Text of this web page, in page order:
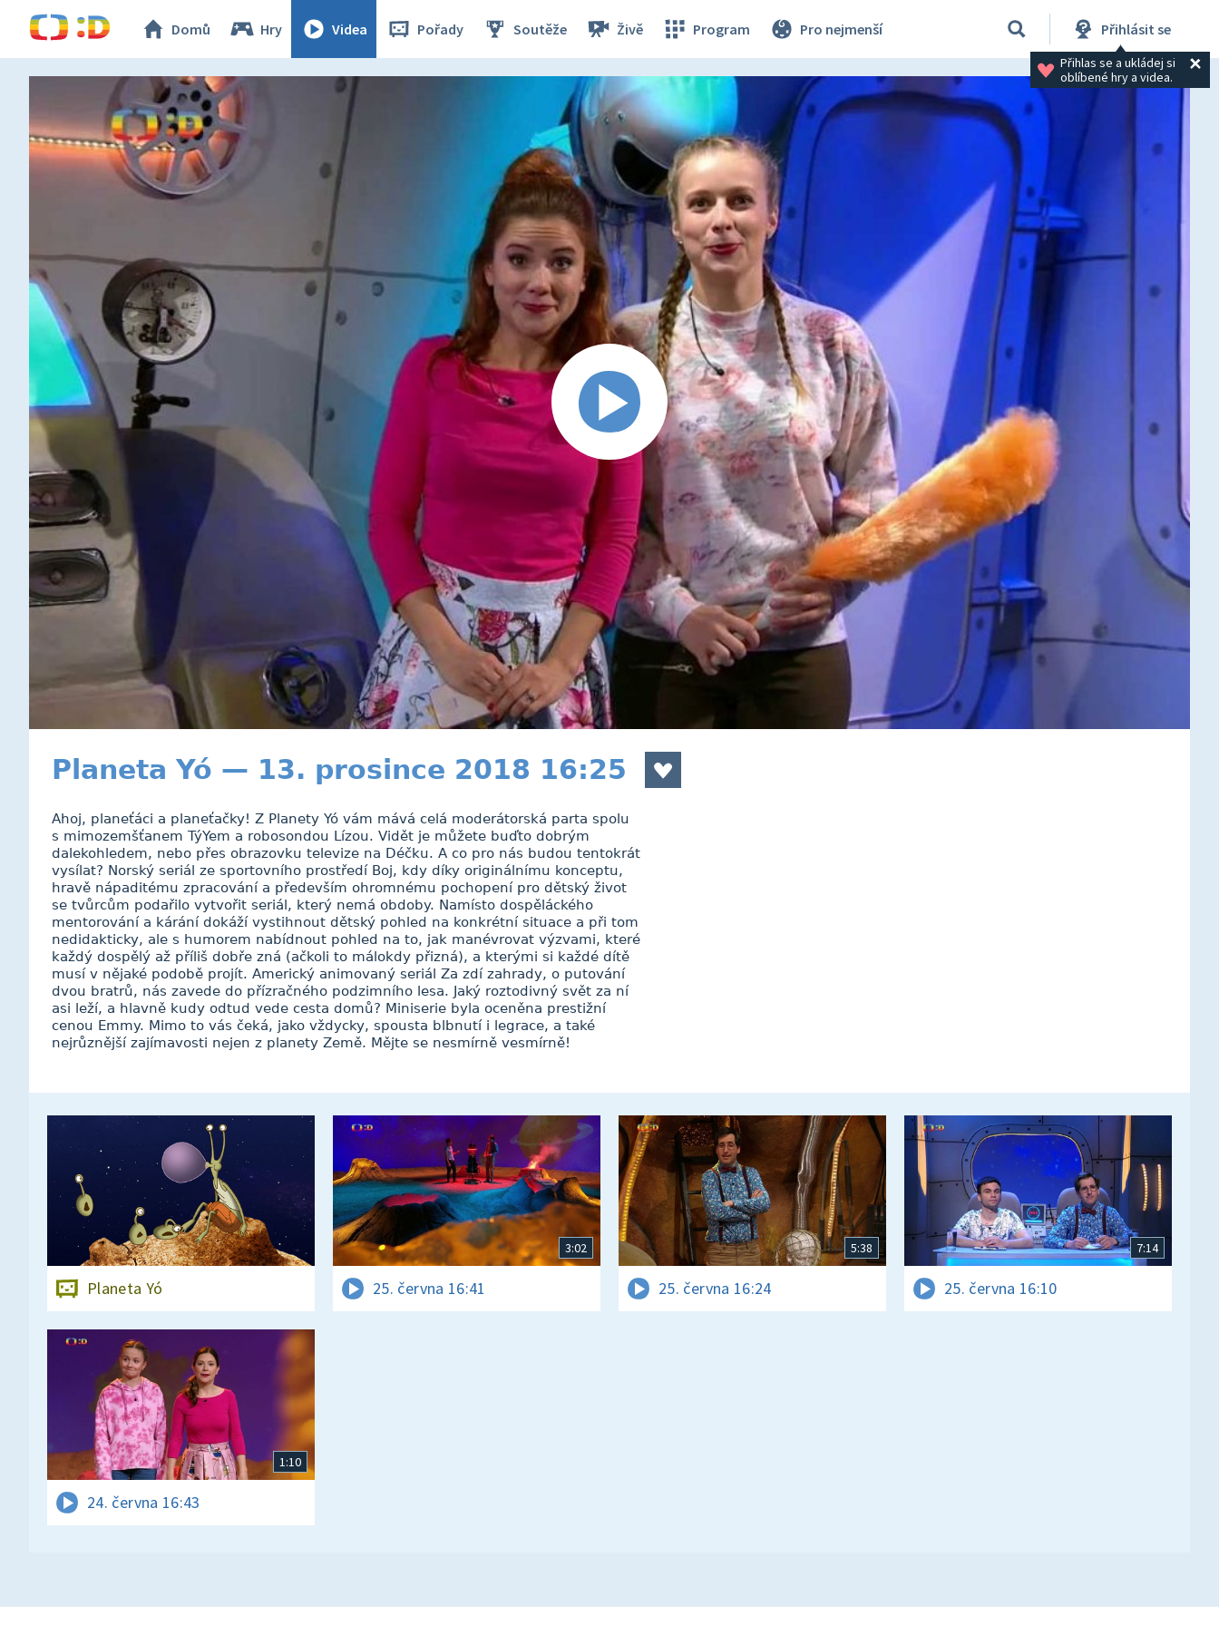
Domů Hry Videa Pořady Soutěže Živě Program Pro nejmenší Přihlásit se
Přihlas se a ukládej si
oblíbené hry a videa.
Planeta Yó — 13. prosince 2018 16:25
Ahoj, planeťáci a planeťačky! Z Planety Yó vám mává celá moderátorská parta spolu
s mimozemšťanem TýYem a robosondou Lízou. Vidět je můžete buďto dobrým
dalekohledem, nebo přes obrazovku televize na Déčku. A co pro nás budou tentokrát
vysílat? Norský seriál ze sportovního prostředí Boj, kdy díky originálnímu konceptu,
hravě nápaditému zpracování a především ohromnému pochopení pro dětský život
se tvůrcům podařilo vytvořit seriál, který nemá obdoby. Namísto dospěláckého
mentorování a kárání dokáží vystihnout dětský pohled na konkrétní situace a při tom
nedidakticky, ale s humorem nabídnout pohled na to, jak manévrovat výzvami, které
každý dospělý až příliš dobře zná (ačkoli to málokdy přizná), a kterými si každé dítě
musí v nějaké podobě projít. Americký animovaný seriál Za zdí zahrady, o putování
dvou bratrů, nás zavede do přízračného podzimního lesa. Jaký roztodivný svět za ní
asi leží, a hlavně kudy odtud vede cesta domů? Miniserie byla oceněna prestižní
cenou Emmy. Mimo to vás čeká, jako vždycky, spousta blbnutí i legrace, a také
nejrůznější zajímavosti nejen z planety Země. Mějte se nesmírně vesmírně!
Planeta Yó
3:02
25. června 16:41
5:38
25. června 16:24
7:14
25. června 16:10
1:10
24. června 16:43